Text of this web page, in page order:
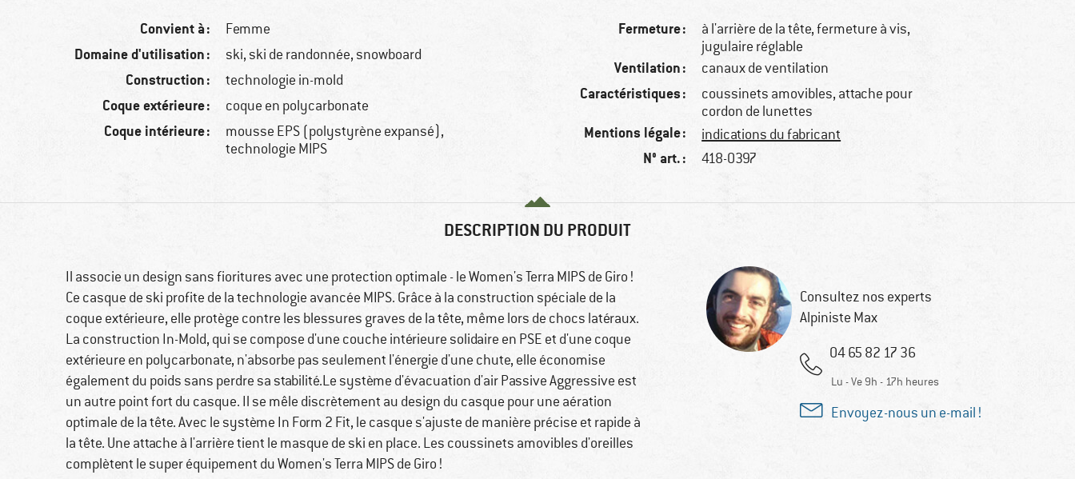
Convient à : Femme
Domaine d'utilisation : ski, ski de randonnée, snowboard
Construction : technologie in-mold
Coque extérieure : coque en polycarbonate
Coque intérieure :
mousse EPS (polystyrène expansé),
technologie MIPS
Fermeture :
à l'arrière de la tête, fermeture à vis,
jugulaire réglable
Ventilation : canaux de ventilation
Caractéristiques :
coussinets amovibles, attache pour
cordon de lunettes
Mentions légale : indications du fabricant
N° art. : 418-0397
DESCRIPTION DU PRODUIT
Il associe un design sans fioritures avec une protection optimale - le Women's Terra MIPS de Giro !
Ce casque de ski profite de la technologie avancée MIPS. Grâce à la construction spéciale de la
coque extérieure, elle protège contre les blessures graves de la tête, même lors de chocs latéraux.
La construction In-Mold, qui se compose d'une couche intérieure solidaire en PSE et d'une coque
extérieure en polycarbonate, n'absorbe pas seulement l'énergie d'une chute, elle économise
également du poids sans perdre sa stabilité.Le système d'évacuation d'air Passive Aggressive est
un autre point fort du casque. Il se mêle discrètement au design du casque pour une aération
optimale de la tête. Avec le système In Form 2 Fit, le casque s'ajuste de manière précise et rapide à
la tête. Une attache à l'arrière tient le masque de ski en place. Les coussinets amovibles d'oreilles
complètent le super équipement du Women's Terra MIPS de Giro !
Consultez nos experts
Alpiniste Max
04 65 82 17 36
Lu - Ve 9h - 17h heures
Envoyez-nous un e-mail !